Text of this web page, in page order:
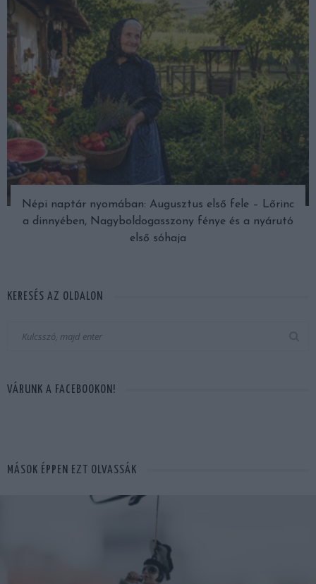
Népi naptár nyomában: Augusztus első fele – Lőrinc
a dinnyében, Nagyboldogasszony fénye és a nyárutó
első sóhaja
KERESÉS AZ OLDALON
VÁRUNK A FACEBOOKON!
MÁSOK ÉPPEN EZT OLVASSÁK